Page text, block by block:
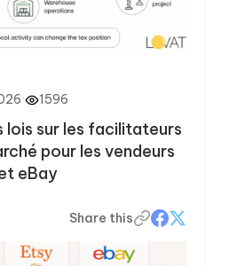
· 1596
lois sur les facilitateurs
pour les vendeurs
eBay
Share this